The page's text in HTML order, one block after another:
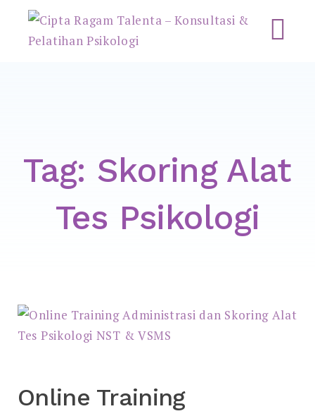
Cipta Ragam Talenta –
Konsultasi & Pelatihan
Psikologi
Tag: Skoring Alat
Tes Psikologi
Online Training